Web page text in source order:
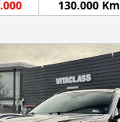
130.000 Km